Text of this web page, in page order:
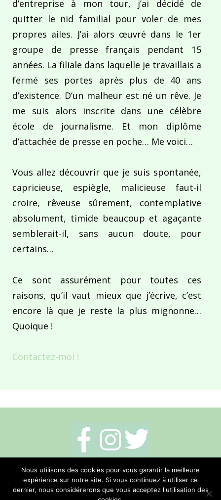
d’entreprise à mon tour, j’ai décidé de
quitter le nid familial pour voler de mes
propres ailes. J’ai alors œuvré dans le 1er
groupe de presse français pendant 15
années. La filiale dans laquelle je travaillais a
fermé ses portes après plus de 40 ans
d’existence. D’un malheur est né un rêve. Je
me suis alors inscrite dans une célèbre
école de journalisme. Et mon diplôme
d’attachée de presse en poche… Me voici…
Vous allez découvrir que je suis spontanée,
capricieuse, espiègle, malicieuse faut-il
croire, rêveuse sûrement, contemplative
absolument, timide beaucoup et agaçante
semblerait-il, sans aucun doute, pour
certains…
Ce sont assurément pour toutes ces
raisons, qu’il vaut mieux que j’écrive, c’est
encore là que je reste la plus mignonne…
Quoique !
Contactez-moi !
Mentions légales- Politique de cookies-
Me contacter
Nous utilisons des cookies pour vous garantir la meilleure
expérience sur notre site. Si vous continuez à utiliser ce
dernier, nous considérerons que vous acceptez l'utilisation des